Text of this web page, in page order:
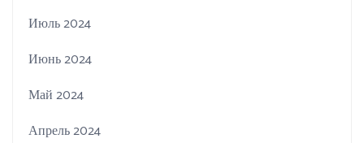
Июль 2024
Июнь 2024
Май 2024
Апрель 2024